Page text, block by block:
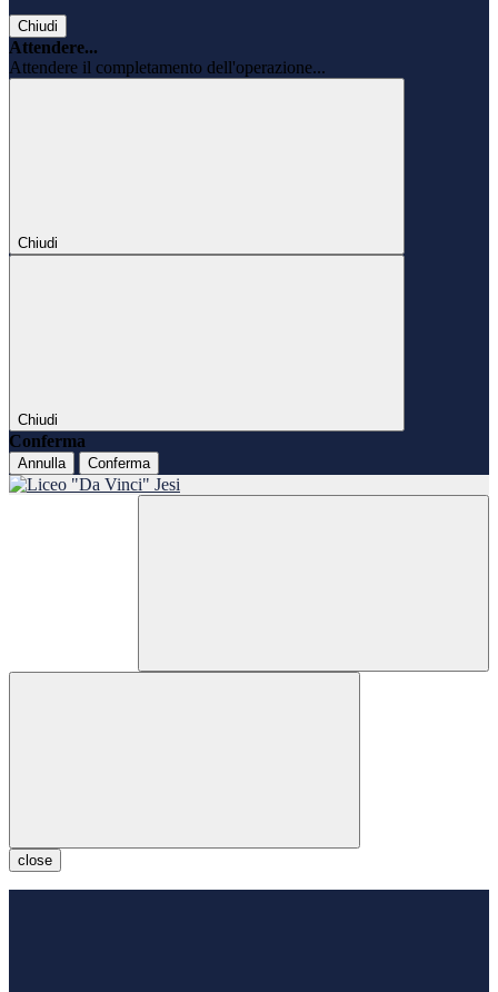
Chiudi
Attendere...
Attendere il completamento dell'operazione...
Chiudi
Chiudi
Conferma
Annulla Conferma
close